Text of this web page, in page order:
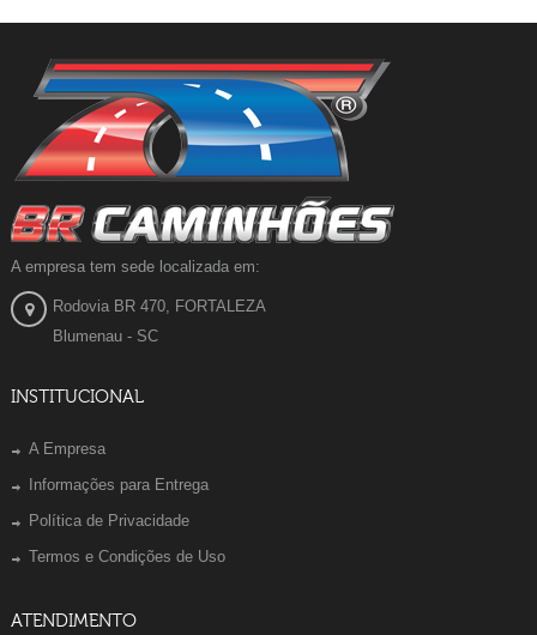
A empresa tem sede localizada em:
Rodovia BR 470, FORTALEZA
Blumenau - SC
INSTITUCIONAL
A Empresa
Informações para Entrega
Política de Privacidade
Termos e Condições de Uso
ATENDIMENTO